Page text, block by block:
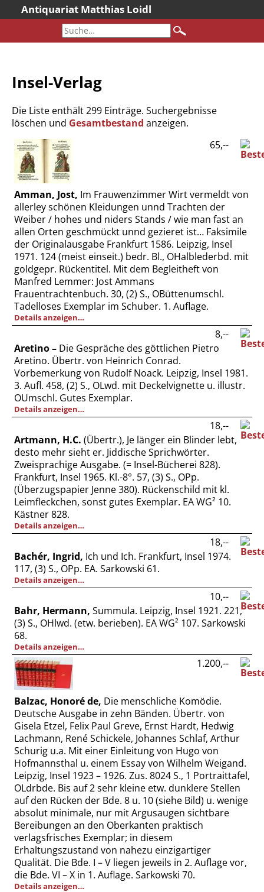
Antiquariat Matthias Loidl
Aktuelles
Neueingänge
Gesamtbestand
Sonderangebote
Katalogarchiv
Newsletter
Über uns
Kontakt
Warenkorb
Versandkosten
AGB
Vertrag widerrufen
Widerrufsbelehrung
Datenschutz
Insel-Verlag
Die Liste enthält 299 Einträge. Suchergebnisse
löschen und Gesamtbestand anzeigen.
Amman, Jost, Im Frauwenzimmer Wirt vermeldt von
allerley schönen Kleidungen unnd Trachten der
Weiber / hohes und niders Stands / wie man fast an
allen Orten geschmückt unnd gezieret ist… Faksimile
der Originalausgabe Frankfurt 1586. Leipzig, Insel
1971. 124 (meist einseit.) bedr. Bl., OHalblederbd. mit
goldgepr. Rückentitel. Mit dem Begleitheft von
Manfred Lemmer: Jost Ammans
Frauentrachtenbuch. 30, (2) S., OBüttenumschl.
Tadelloses Exemplar im Schuber. 1. Auflage.
Details anzeigen…
65,--
Aretino – Die Gespräche des göttlichen Pietro
Aretino. Übertr. von Heinrich Conrad.
Vorbemerkung von Rudolf Noack. Leipzig, Insel 1981.
3. Aufl. 458, (2) S., OLwd. mit Deckelvignette u. illustr.
OUmschl. Gutes Exemplar.
Details anzeigen…
8,--
Artmann, H.C. (Übertr.), Je länger ein Blinder lebt,
desto mehr sieht er. Jiddische Sprichwörter.
Zweisprachige Ausgabe. (= Insel-Bücherei 828).
Frankfurt, Insel 1965. Kl.-8°. 57, (3) S., OPp.
(Überzugspapier Jenne 380). Rückenschild mit kl.
Leimfleckchen, sonst gutes Exemplar. EA WG² 10.
Kästner 828.
Details anzeigen…
18,--
Bachér, Ingrid, Ich und Ich. Frankfurt, Insel 1974.
117, (3) S., OPp. EA. Sarkowski 61.
Details anzeigen…
18,--
Bahr, Hermann, Summula. Leipzig, Insel 1921. 221,
(3) S., OHlwd. (etw. berieben). EA WG² 107. Sarkowski
68.
Details anzeigen…
10,--
Balzac, Honoré de, Die menschliche Komödie.
Deutsche Ausgabe in zehn Bänden. Übertr. von
Gisela Etzel, Felix Paul Greve, Ernst Hardt, Hedwig
Lachmann, René Schickele, Johannes Schlaf, Arthur
Schurig u.a. Mit einer Einleitung von Hugo von
Hofmannsthal u. einem Essay von Wilhelm Weigand.
Leipzig, Insel 1923 – 1926. Zus. 8024 S., 1 Portraittafel,
OLdrbde. Bis auf 2 sehr kleine etw. dunklere Stellen
auf den Rücken der Bde. 8 u. 10 (siehe Bild) u. wenige
absolut minimale, nur mit Argusaugen sichtbare
Bereibungen an den Oberkanten praktisch
verlagsfrisches Exemplar; in diesem
Erhaltungszustand von nahezu einzigartiger
Qualität. Die Bde. I – V liegen jeweils in 2. Auflage vor,
die Bde. VI – X in 1. Auflage. Sarkowski 70.
Details anzeigen…
1.200,--